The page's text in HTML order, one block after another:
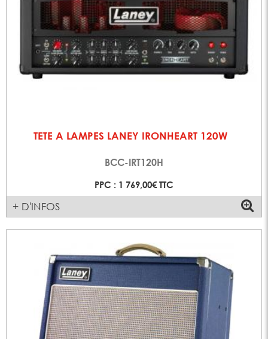
TETE A LAMPES LANEY IRONHEART 120W
BCC-IRT120H
PPC : 1 769,00€ TTC
+ D'INFOS